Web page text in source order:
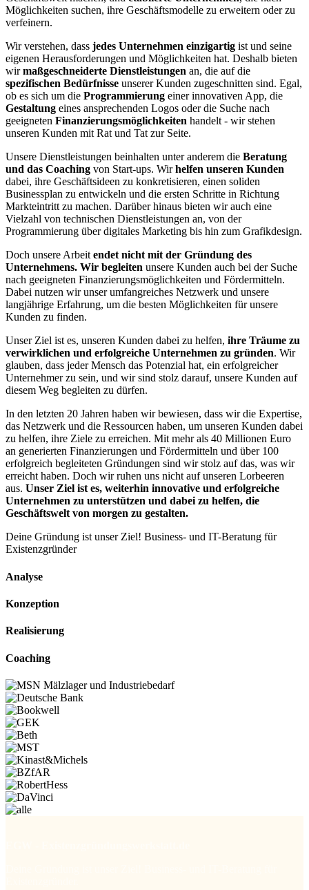
Möglichkeiten suchen, ihre Geschäftsmodelle zu erweitern oder zu
verfeinern.
Wir verstehen, dass jedes Unternehmen einzigartig ist und seine
eigenen Herausforderungen und Möglichkeiten hat. Deshalb bieten
wirmaßgeschneiderte Dienstleistungen an, die auf die
spezifischen Bedürfnisse unserer Kunden zugeschnitten sind. Egal,
ob es sich um die Programmierung einer innovativen App, die
Gestaltung eines ansprechenden Logos oder die Suche nach
geeigneten Finanzierungsmöglichkeiten handelt - wir stehen
unseren Kunden mit Rat und Tat zur Seite.
Unsere Dienstleistungen beinhalten unter anderem die Beratung
und das Coaching von Start-ups. Wirhelfen unseren Kunden
dabei, ihre Geschäftsideen zu konkretisieren, einen soliden
Businessplan zu entwickeln und die ersten Schritte in Richtung
Markteintritt zu machen. Darüber hinaus bieten wir auch eine
Vielzahl von technischen Dienstleistungen an, von der
Programmierung über digitales Marketing bis hin zum Grafikdesign.
Doch unsere Arbeitendet nicht mit der Gründung des
Unternehmens. Wir begleiten unsere Kunden auch bei der Suche
nach geeigneten Finanzierungsmöglichkeiten und Fördermitteln.
Dabei nutzen wir unser umfangreiches Netzwerk und unsere
langjährige Erfahrung, um die besten Möglichkeiten für unsere
Kunden zu finden.
Unser Ziel ist es, unseren Kunden dabei zu helfen, ihre Träume zu
verwirklichen und erfolgreiche Unternehmen zu gründen. Wir
glauben, dass jeder Mensch das Potenzial hat, ein erfolgreicher
Unternehmer zu sein, und wir sind stolz darauf, unsere Kunden auf
diesem Weg begleiten zu dürfen.
In den letzten 20 Jahren haben wir bewiesen, dass wir die Expertise,
das Netzwerk und die Ressourcen haben, um unseren Kunden dabei
zu helfen, ihre Ziele zu erreichen. Mit mehr als 40 Millionen Euro
an generierten Finanzierungen und Fördermitteln und über 100
erfolgreich begleiteten Gründungen sind wir stolz auf das, was wir
erreicht haben. Doch wir ruhen uns nicht auf unseren Lorbeeren
aus. Unser Ziel ist es, weiterhin innovative und erfolgreiche
Unternehmen zu unterstützen und dabei zu helfen, die
Geschäftswelt von morgen zu gestalten.
Deine Gründung ist unser Ziel! Business- und IT-Beratung für
Existenzgründer
Analyse
Konzeption
Realisierung
Coaching